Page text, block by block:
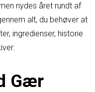
nydes året rundt af
alt, du behøver at
ingredienser, historie
Gær